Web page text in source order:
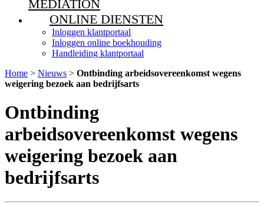
MEDIATION
ONLINE DIENSTEN
Inloggen klantportaal
Inloggen online boekhouding
Handleiding klantportaal
Home > Nieuws > Ontbinding arbeidsovereenkomst wegens
weigering bezoek aan bedrijfsarts
Ontbinding
arbeidsovereenkomst wegens
weigering bezoek aan
bedrijfsarts